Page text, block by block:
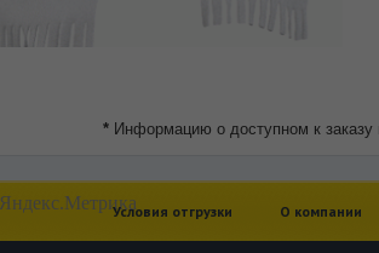
* Информацию о доступном к заказу
Условия отгрузки О компании